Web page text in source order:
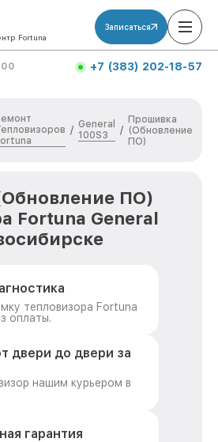
Fortuna
Записаться
+7 (383) 202-18-57
/
General
100S3
/
Прошивка
(Обновление
ПО)
ПО)
Fortuna General
тепловизора Fortuna
оплаты.
двери до двери за
нашим курьером в
гарантия